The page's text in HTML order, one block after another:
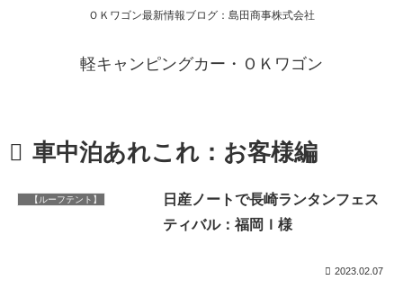
ＯＫワゴン最新情報ブログ：島田商事株式会社
軽キャンピングカー・ＯＫワゴン
車中泊あれこれ：お客様編
【ルーフテント】
日産ノートで長崎ランタンフェス
ティバル：福岡Ｉ様
2023.02.07